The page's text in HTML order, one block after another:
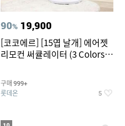
90% 19,900
[코코에르] [15엽 날개] 에어젯
리모컨 써큘레이터 (3 Colors
구매 999+
롯데온 5